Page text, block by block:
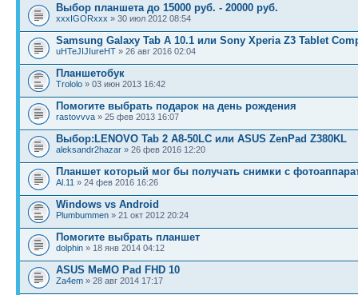
Выбор планшета до 15000 руб. - 20000 руб.
xxxIGORxxx » 30 июл 2012 08:54
Samsung Galaxy Tab A 10.1 или Sony Xperia Z3 Tablet
uHTeJIJIureHT » 26 авг 2016 02:04
Планшетобук
Trololo » 03 июн 2013 16:42
Помогите выбрать подарок на день рождения
rastovvva » 25 фев 2013 16:07
Выбор:LENOVO Tab 2 A8-50LC или ASUS ZenPad Z380KL
aleksandr2hazar » 26 фев 2016 12:20
Планшет который мог бы получать снимки с
Al.11 » 24 фев 2016 16:26
Windows vs Android
Plumbummen » 21 окт 2012 20:24
Помогите выбрать планшет
dolphin » 18 янв 2014 04:12
ASUS MeMO Pad FHD 10
Za4em » 28 авг 2014 17:17